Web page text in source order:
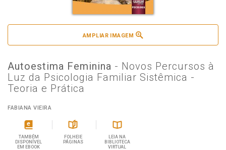
AMPLIAR IMAGEM
Autoestima Feminina - Novos Percursos à
Luz da Psicologia Familiar Sistêmica -
Teoria e Prática
FABIANA VIEIRA
TAMBÉM
DISPONÍVEL
EM EBOOK
FOLHEIE
PÁGINAS
LEIA NA
BIBLIOTECA
VIRTUAL